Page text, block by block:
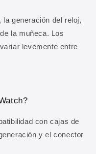
generación del reloj,
la muñeca. Los
levemente entre
con cajas de
y el conector
10% de
primera
10% de